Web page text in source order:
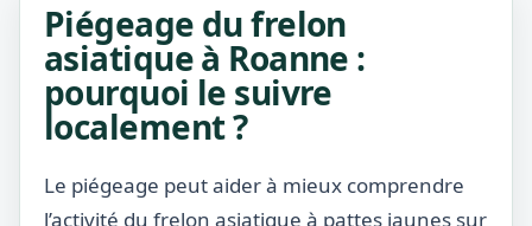
Piégeage du frelon
asiatique à Roanne :
pourquoi le suivre
localement ?
Le piégeage peut aider à mieux comprendre
l’activité du frelon asiatique à pattes jaunes sur